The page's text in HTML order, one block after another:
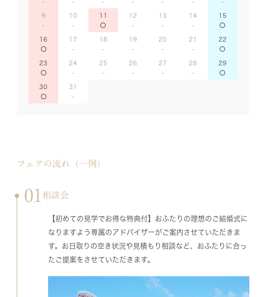
9 10 11 12 13 14 15
16 17 18 19 20 21 22
23 24 25 26 27 28 29
30 31
フェアの流れ（一例）
01 相談会
【初めての見学でお得な特典付】おふたりの理想のご結婚式に
なりますよう専属のアドバイザーがご案内させていただきま
す。お日取りの空き状況や見積もり相談など、おふたりに合っ
たご提案をさせていただきます。